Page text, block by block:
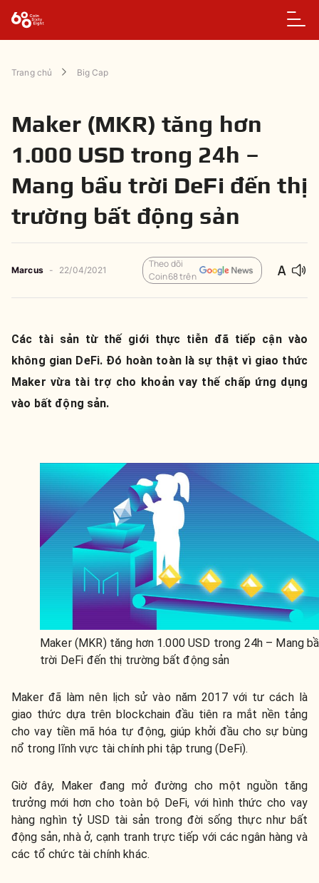
Trang chủ Big Cap
Maker (MKR) tăng hơn
1.000 USD trong 24h –
Mang bầu trời DeFi đến thị
trường bất động sản
Marcus - 22/04/2021
Theo dõi
Coin68 trên
Các tài sản từ thế giới thực tiễn đã tiếp cận vào
không gian DeFi. Đó hoàn toàn là sự thật vì giao thức
Maker vừa tài trợ cho khoản vay thế chấp ứng dụng
vào bất động sản.
Maker (MKR) tăng hơn 1.000 USD trong 24h – Mang
trời DeFi đến thị trường bất động sản
Maker đã làm nên lịch sử vào năm 2017 với tư cách là
giao thức dựa trên blockchain đầu tiên ra mắt nền tảng
cho vay tiền mã hóa tự động, giúp khởi đầu cho sự bùng
nổ trong lĩnh vực tài chính phi tập trung (DeFi).
Giờ đây, Maker đang mở đường cho một nguồn tăng
trưởng mới hơn cho toàn bộ DeFi, với hình thức cho vay
hàng nghìn tỷ USD tài sản trong đời sống thực như bất
động sản, nhà ở, cạnh tranh trực tiếp với các ngân hàng và
các tổ chức tài chính khác.